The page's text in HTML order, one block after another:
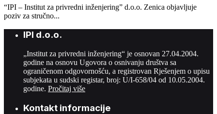
“IPI – Institut za privredni inženjering” d.o.o. Zenica objavljuje
poziv za stručno...
IPI d.o.o.
„Institut za privredni inženjering“ je osnovan 27.04.2004.
godine na osnovu Ugovora o osnivanju društva sa
ograničenom odgovornošću, a registrovan Rješenjem o upisu
subjekata u sudski registar, broj: U/I-658/04 od 10.05.2004.
godine. Pročitaj više
Kontakt informacije